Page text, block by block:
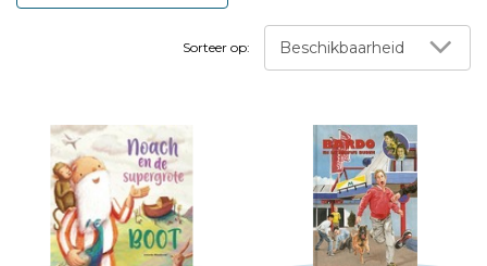
Sorteer op: Beschikbaarheid